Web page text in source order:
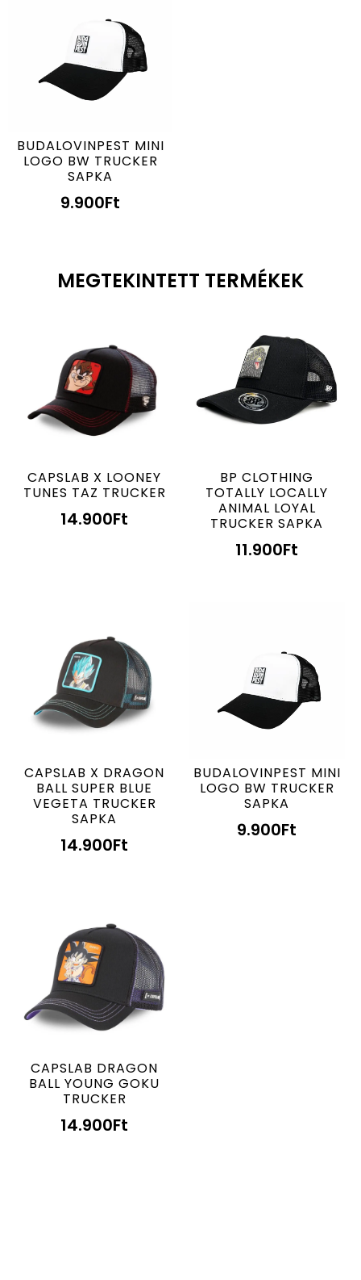
BUDALOVINPEST MINI
LOGO BW TRUCKER
SAPKA
9.900Ft
MEGTEKINTETT TERMÉKEK
CAPSLAB X LOONEY
TUNES TAZ TRUCKER
14.900Ft
BP CLOTHING
TOTALLY LOCALLY
ANIMAL LOYAL
TRUCKER SAPKA
11.900Ft
CAPSLAB X DRAGON
BALL SUPER BLUE
VEGETA TRUCKER
SAPKA
14.900Ft
BUDALOVINPEST MINI
LOGO BW TRUCKER
SAPKA
9.900Ft
CAPSLAB DRAGON
BALL YOUNG GOKU
TRUCKER
14.900Ft